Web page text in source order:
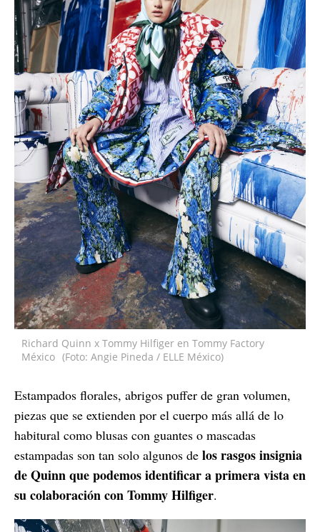
Richard Quinn x Tommy Hilfiger en Tommy Factory
México (Foto: Angie Pineda / ELLE México)
Estampados florales, abrigos puffer de gran volumen,
piezas que se extienden por el cuerpo más allá de lo
habitural como blusas con guantes o mascadas
estampadas son tan solo algunos de los rasgos insignia
de Quinn que podemos identificar a primera vista en
su colaboración con Tommy Hilfiger.